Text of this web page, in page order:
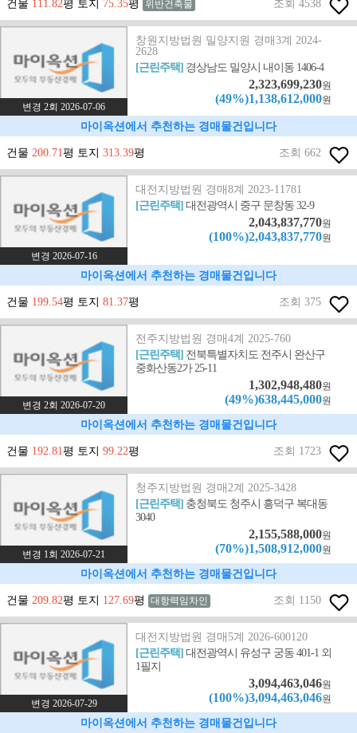
건물 111.82평 토지 75.35평 위반건축물 조회 4538
변경 2회 2026-07-06
창원지방법원 밀양지원 경매3계 2024-
2628
[근린주택] 경상남도 밀양시 내이동 1406-4
2,323,699,230원
(49%)1,138,612,000원
마이옥션에서 추천하는 경매물건입니다
건물 200.71평 토지 313.39평 조회 662
변경 2026-07-16
대전지방법원 경매8계 2023-11781
[근린주택]대전광역시 중구 문창동 32-9
2,043,837,770원
(100%)2,043,837,770원
마이옥션에서 추천하는 경매물건입니다
건물 199.54평 토지 81.37평 조회 375
변경 2회 2026-07-20
전주지방법원 경매4계 2025-760
[근린주택] 전북특별자치도 전주시 완산구
중화산동2가 25-11
1,302,948,480원
(49%)638,445,000원
마이옥션에서 추천하는 경매물건입니다
건물 192.81평 토지 99.22평 조회 1723
변경 1회 2026-07-21
청주지방법원 경매2계 2025-3428
[근린주택] 충청북도 청주시 흥덕구 복대동
3040
2,155,588,000원
(70%)1,508,912,000원
마이옥션에서 추천하는 경매물건입니다
건물 209.82평 토지 127.69평 대항력임차인 조회 1150
변경 2026-07-29
대전지방법원 경매5계 2026-600120
[근린주택]대전광역시 유성구 궁동 401-1 외
1필지
3,094,463,046원
(100%)3,094,463,046원
마이옥션에서 추천하는 경매물건입니다